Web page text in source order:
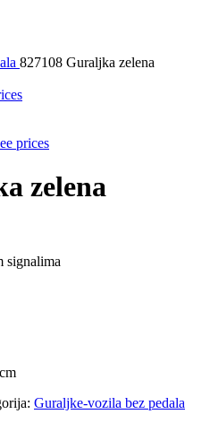
827108 Guraljka zelena
prices
zelena
signalima
Guraljke-vozila bez pedala